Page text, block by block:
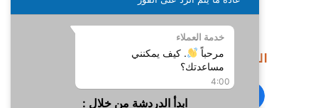
تواصل معنا
التواصل الأجتماعي
خدمة العملاء
مرحباً
. كيف يمكنني
مساعدتك؟
4:00
ابدأ الدردشة من خلال :